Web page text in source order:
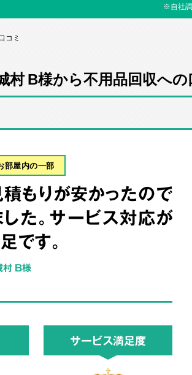
※自社
コミ
村 B様から不用品回収への
部屋内の一部
もりが安かったので
た。サービス対応が
です。
村 B様
サービス満足度